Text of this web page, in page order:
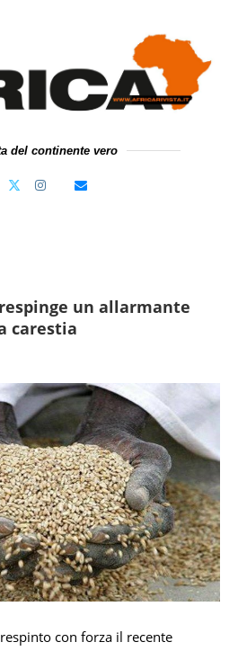
del continente vero
un allarmante
carestia
con forza il recente